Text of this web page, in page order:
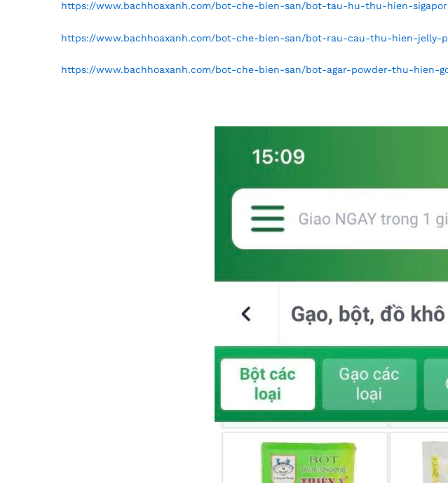
https://www.bachhoaxanh.com/bot-che-bien-san/bot-tau-hu-thu-hien-
https://www.bachhoaxanh.com/bot-che-bien-san/bot-rau-cau-thu-hien-jelly-
https://www.bachhoaxanh.com/bot-che-bien-san/bot-agar-powder-thu-hien-